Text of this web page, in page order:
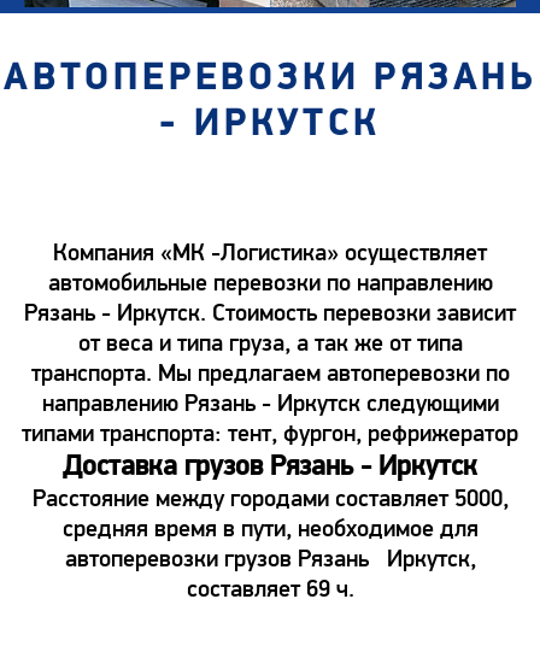
АВТОПЕРЕВОЗКИ РЯЗАНЬ
- ИРКУТСК
Компания «МК -Логистика» осуществляет
автомобильные перевозки по направлению
Рязань - Иркутск. Стоимость перевозки зависит
от веса и типа груза, а так же от типа
транспорта. Мы предлагаем автоперевозки по
направлению Рязань - Иркутск следующими
типами транспорта: тент, фургон, рефрижератор
Доставка грузов Рязань - Иркутск
Расстояние между городами составляет 5000,
средняя время в пути, необходимое для
автоперевозки грузов Рязань Иркутск,
составляет 69 ч.